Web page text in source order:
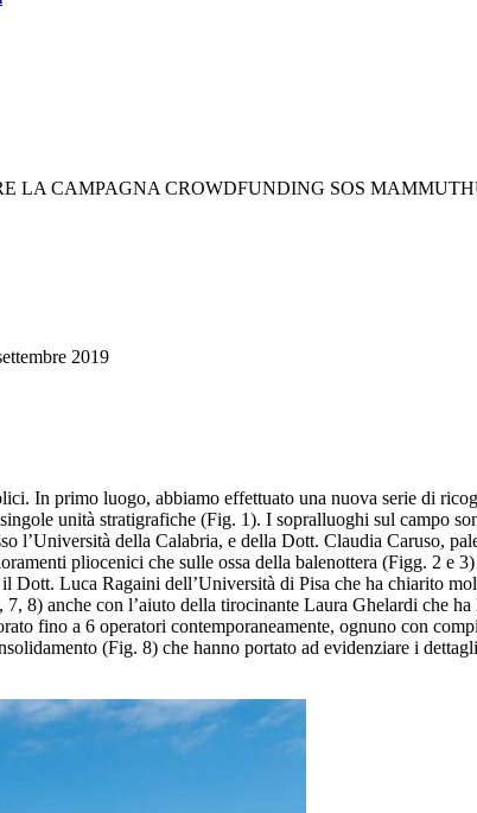
LA CAMPAGNA CROWDFUNDING SOS
2019
In primo luogo, abbiamo effettuato una nuova serie di
unità stratigrafiche (Fig. 1). I sopralluoghi sul campo
l’Università della Calabria, e della Dott. Claudia Caruso,
pliocenici che sulle ossa della balenottera (Figg. 2 e
Luca Ragaini dell’Università di Pisa che ha chiarito
8) anche con l’aiuto della tirocinante Laura Ghelardi che
fino a 6 operatori contemporaneamente, ognuno con
(Fig. 8) che hanno portato ad evidenziare i